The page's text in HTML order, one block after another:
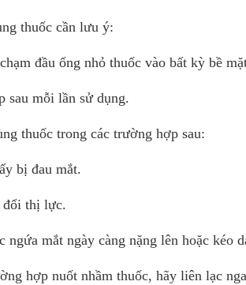
thuốc cần lưu ý:
đầu ống nhỏ thuốc vào bất kỳ bề
sau mỗi lần sử dụng.
thuốc trong các trường hợp sau:
bị đau mắt.
thị lực.
ngứa mắt ngày càng nặng lên hoặc kéo
hợp nuốt nhầm thuốc, hãy liên lạc